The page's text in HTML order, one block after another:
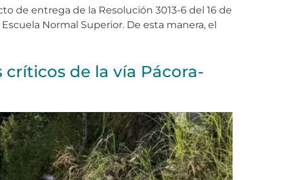
de entrega de la Resolución 3013-6 del 16 de
Normal Superior. De esta manera, el
de la vía Pácora-